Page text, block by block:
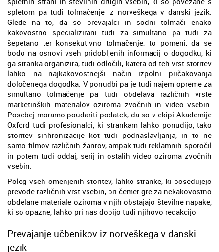
spletom pa tudi tolmačenje iz norveškega v danski jezik.
Glede na to, da so prevajalci in sodni tolmači enako
kakovostno specializirani tudi za simultano pa tudi za
šepetano ter konsekutivno tolmačenje, to pomeni, da se
bodo na osnovi vseh pridobljenih informacij o dogodku, ki
ga stranka organizira, tudi odločili, katera od teh vrst storitev
lahko na najkakovostnejši način izpolni pričakovanja
določenega dogodka. V ponudbi pa je tudi najem opreme za
simultano tolmačenje pa tudi obdelava različnih vrste
marketinških materialov oziroma zvočnih in video vsebin.
Posebej moramo poudariti podatek, da so v ekipi Akademije
Oxford tudi profesionalci, ki strankam lahko ponudijo, tako
storitev sinhronizacije kot tudi podnaslavljanja, in to ne
samo filmov različnih žanrov, ampak tudi reklamnih sporočil
in potem tudi oddaj, serij in ostalih video oziroma zvočnih
vsebin.
Poleg vseh omenjenih storitev, lahko stranke, ki posedujejo
prevode različnih vrst vsebin, pri čemer gre za nekakovostno
obdelane materiale oziroma v njih obstajajo številne napake,
ki so opazne, lahko pri nas dobijo tudi njihovo redakcijo.
Prevajanje učbenikov iz norveškega v danski
jezik